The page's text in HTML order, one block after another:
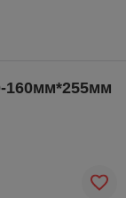
160мм*255мм